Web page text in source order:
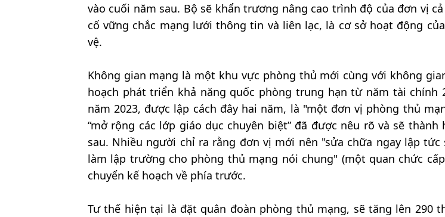
vào cuối năm sau. Bộ sẽ khẩn trương nâng cao trình độ của đơn vị
cố vững chắc mạng lưới thông tin và liên lạc, là cơ sở hoạt động
vệ.
Không gian mạng là một khu vực phòng thủ mới cùng với không
hoạch phát triển khả năng quốc phòng trung hạn từ năm tài chính
năm 2023, được lập cách đây hai năm, là "một đơn vị phòng thủ
“mở rộng các lớp giáo dục chuyên biệt” đã được nêu rõ và sẽ
sau. Nhiều người chỉ ra rằng đơn vị mới nên "sửa chữa ngay lập
làm lập trường cho phòng thủ mạng nói chung" (một quan chức
chuyển kế hoạch về phía trước.
Tư thế hiện tại là đặt quân đoàn phòng thủ mạng, sẽ tăng lên 290